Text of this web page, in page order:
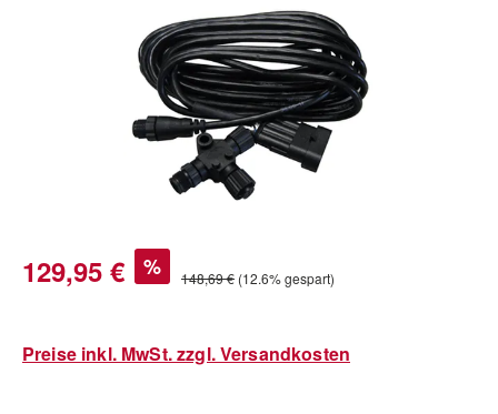
Verkaufspreis:
129,95 € % Regulärer Preis:
148,69 € (12.6% gespart)
Preise inkl. MwSt. zzgl. Versandkosten